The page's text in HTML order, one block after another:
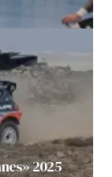
2025